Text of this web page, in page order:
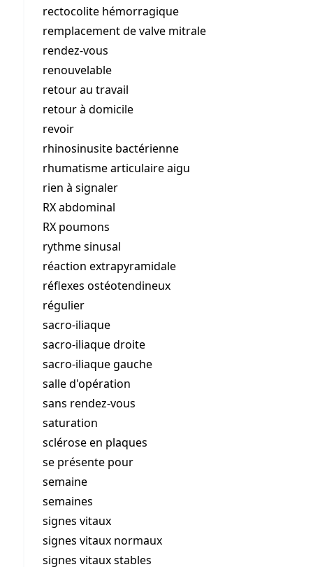
rectocolite hémorragique
remplacement de valve mitrale
rendez-vous
renouvelable
retour au travail
retour à domicile
revoir
rhinosinusite bactérienne
rhumatisme articulaire aigu
rien à signaler
RX abdominal
RX poumons
rythme sinusal
réaction extrapyramidale
réflexes ostéotendineux
régulier
sacro-iliaque
sacro-iliaque droite
sacro-iliaque gauche
salle d'opération
sans rendez-vous
saturation
sclérose en plaques
se présente pour
semaine
semaines
signes vitaux
signes vitaux normaux
signes vitaux stables